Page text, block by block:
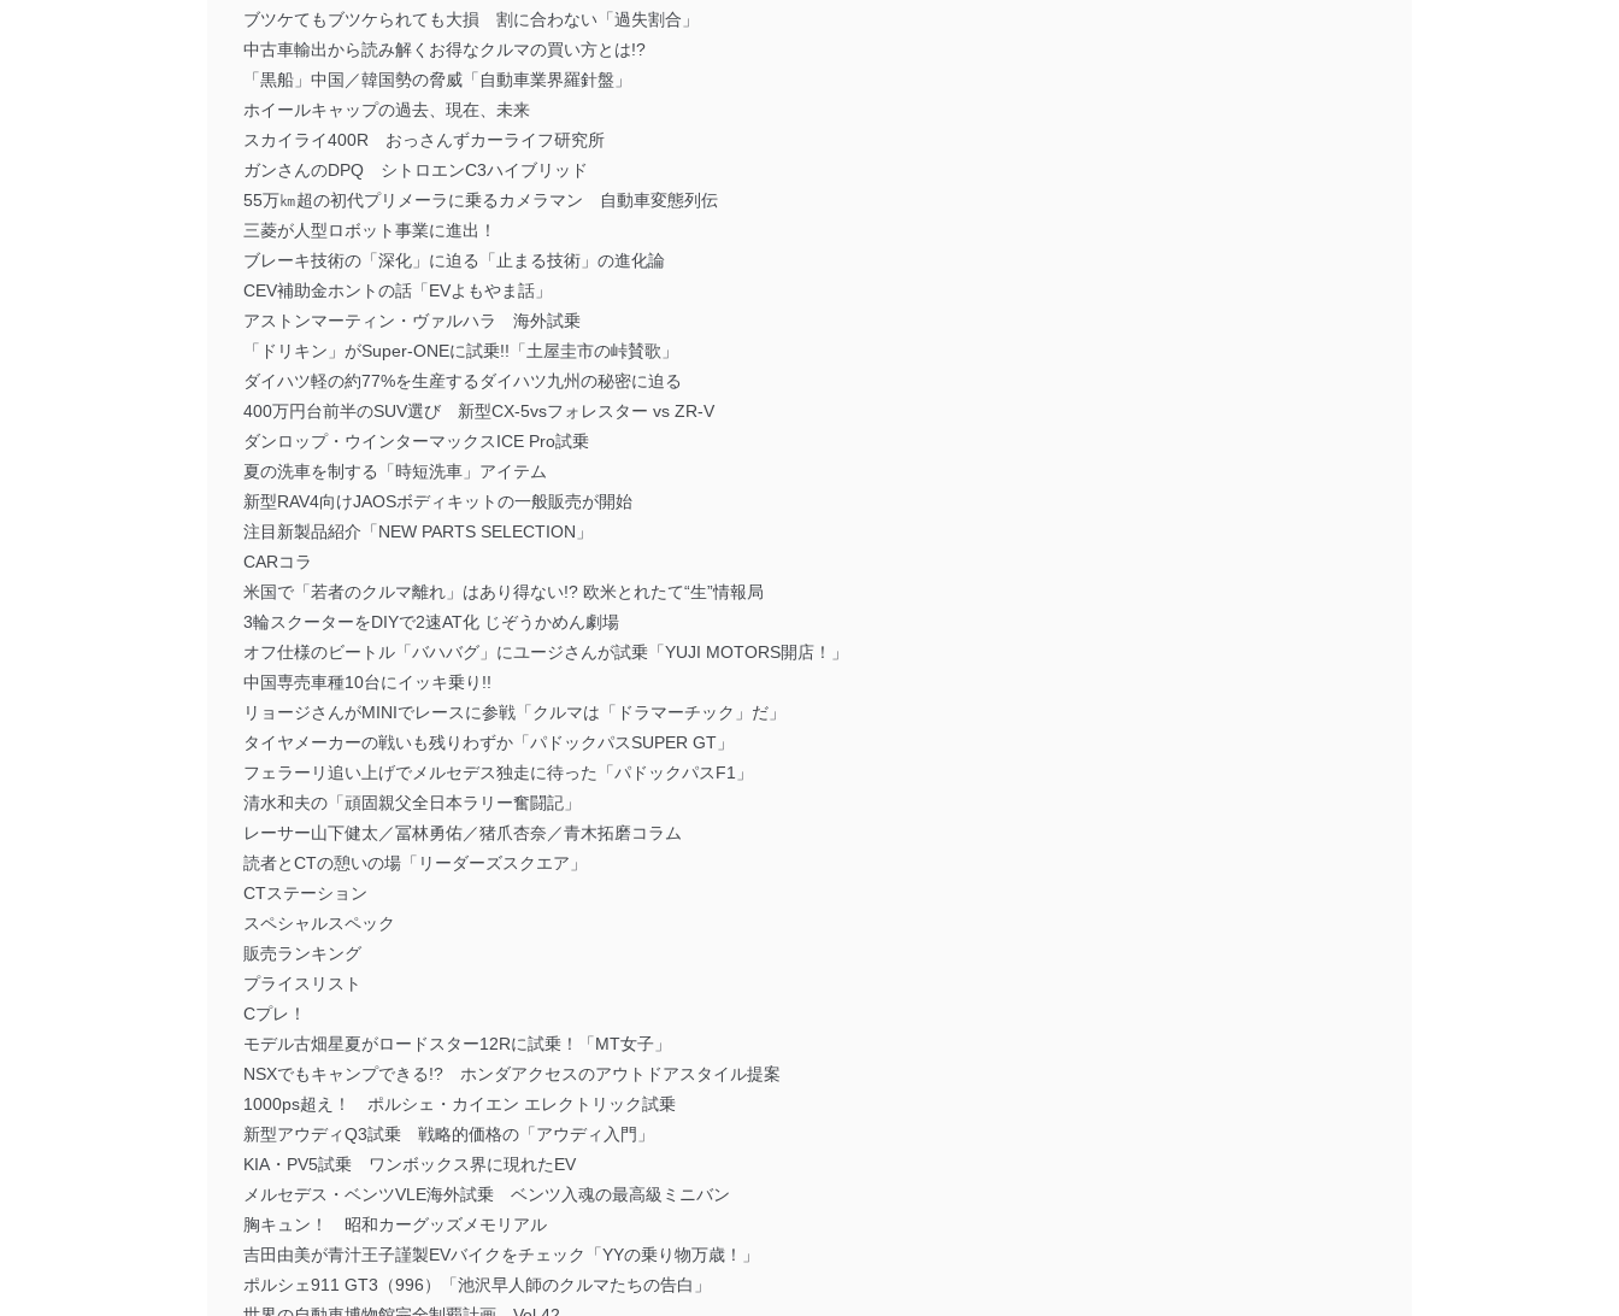
ブツケてもブツケられても大損 割に合わない「過失割合」
中古車輸出から読み解くお得なクルマの買い方とは!?
「黒船」中国／韓国勢の脅威「自動車業界羅針盤」
ホイールキャップの過去、現在、未来
スカイライ400R おっさんずカーライフ研究所
ガンさんのDPQ シトロエンC3ハイブリッド
55万㎞超の初代プリメーラに乗るカメラマン 自動車変態列伝
三菱が人型ロボット事業に進出！
ブレーキ技術の「深化」に迫る「止まる技術」の進化論
CEV補助金ホントの話「EVよもやま話」
アストンマーティン・ヴァルハラ 海外試乗
「ドリキン」がSuper-ONEに試乗!!「土屋圭市の峠賛歌」
ダイハツ軽の約77%を生産するダイハツ九州の秘密に迫る
400万円台前半のSUV選び 新型CX-5vsフォレスター vs ZR-V
ダンロップ・ウインターマックスICE Pro試乗
夏の洗車を制する「時短洗車」アイテム
新型RAV4向けJAOSボディキットの一般販売が開始
注目新製品紹介「NEW PARTS SELECTION」
CARコラ
米国で「若者のクルマ離れ」はあり得ない!? 欧米とれたて“生”情報局
3輪スクーターをDIYで2速AT化 じぞうかめん劇場
オフ仕様のビートル「バハバグ」にユージさんが試乗「YUJI MOTORS開店！」
中国専売車種10台にイッキ乗り!!
リョージさんがMINIでレースに参戦「クルマは「ドラマーチック」だ」
タイヤメーカーの戦いも残りわずか「パドックパスSUPER GT」
フェラーリ追い上げでメルセデス独走に待った「パドックパスF1」
清水和夫の「頑固親父全日本ラリー奮闘記」
レーサー山下健太／冨林勇佑／猪爪杏奈／青木拓磨コラム
読者とCTの憩いの場「リーダーズスクエア」
CTステーション
スペシャルスペック
販売ランキング
プライスリスト
Cプレ！
モデル古畑星夏がロードスター12Rに試乗！「MT女子」
NSXでもキャンプできる!? ホンダアクセスのアウトドアスタイル提案
1000ps超え！ ポルシェ・カイエン エレクトリック試乗
新型アウディQ3試乗 戦略的価格の「アウディ入門」
KIA・PV5試乗 ワンボックス界に現れたEV
メルセデス・ベンツVLE海外試乗 ベンツ入魂の最高級ミニバン
胸キュン！ 昭和カーグッズメモリアル
吉田由美が青汁王子謹製EVバイクをチェック「YYの乗り物万歳！」
ポルシェ911 GT3（996）「池沢早人師のクルマたちの告白」